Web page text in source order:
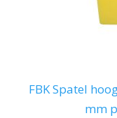
FBK Spatel
mm